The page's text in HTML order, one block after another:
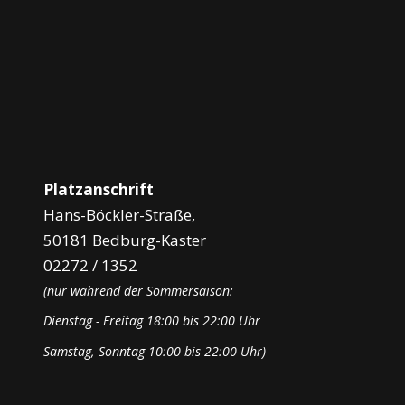
Platzanschrift
Hans-Böckler-Straße,
50181 Bedburg-Kaster
02272 / 1352
(nur während der Sommersaison:
Dienstag - Freitag 18:00 bis 22:00 Uhr
Samstag, Sonntag 10:00 bis 22:00 Uhr)